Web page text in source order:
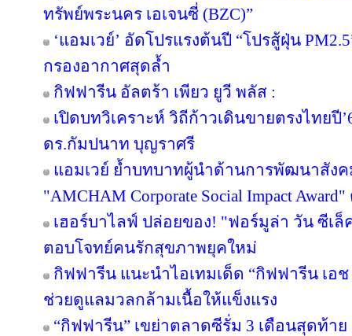
ทรัพย์พระนคร เอเจนซี่ (BZC)”
‘แอมเวย์’ อัดโปรแรงต้นปี “โปรสู้ฝุ่น
กรองอากาศสุดล้ำ
กิฟฟารีน อัลตร้า เพียว ยูวี พลัส :
เปิดบทวิเคราะห์ วิถีก้าวเดินขายตรงไทยปี
ดร.กัมปนาท บุญราศรี
แอมเวย์ ย้ำบทบาทผู้นำด้านการพัฒนาสังค
"AMCHAM Corporate Social Impact
เฮอร์บาไลฟ์ ปล่อยของ! "ฟอร์มูล่า วัน ซีเ
ตอบโจทย์คนรักสุขภาพยุคใหม่
กิฟฟารีน แนะนำไอเทมเด็ด “กิฟฟารีน เอ
ช่วยดูแลมวลกล้ามเนื้อให้แข็งแรง
“กิฟฟารีน” เขย่าตลาดซีรั่ม 3 เดือนสุดท้า